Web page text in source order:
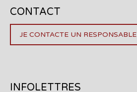
CONTACT
JE CONTACTE UN RESPONSABLE
INFOLETTRES